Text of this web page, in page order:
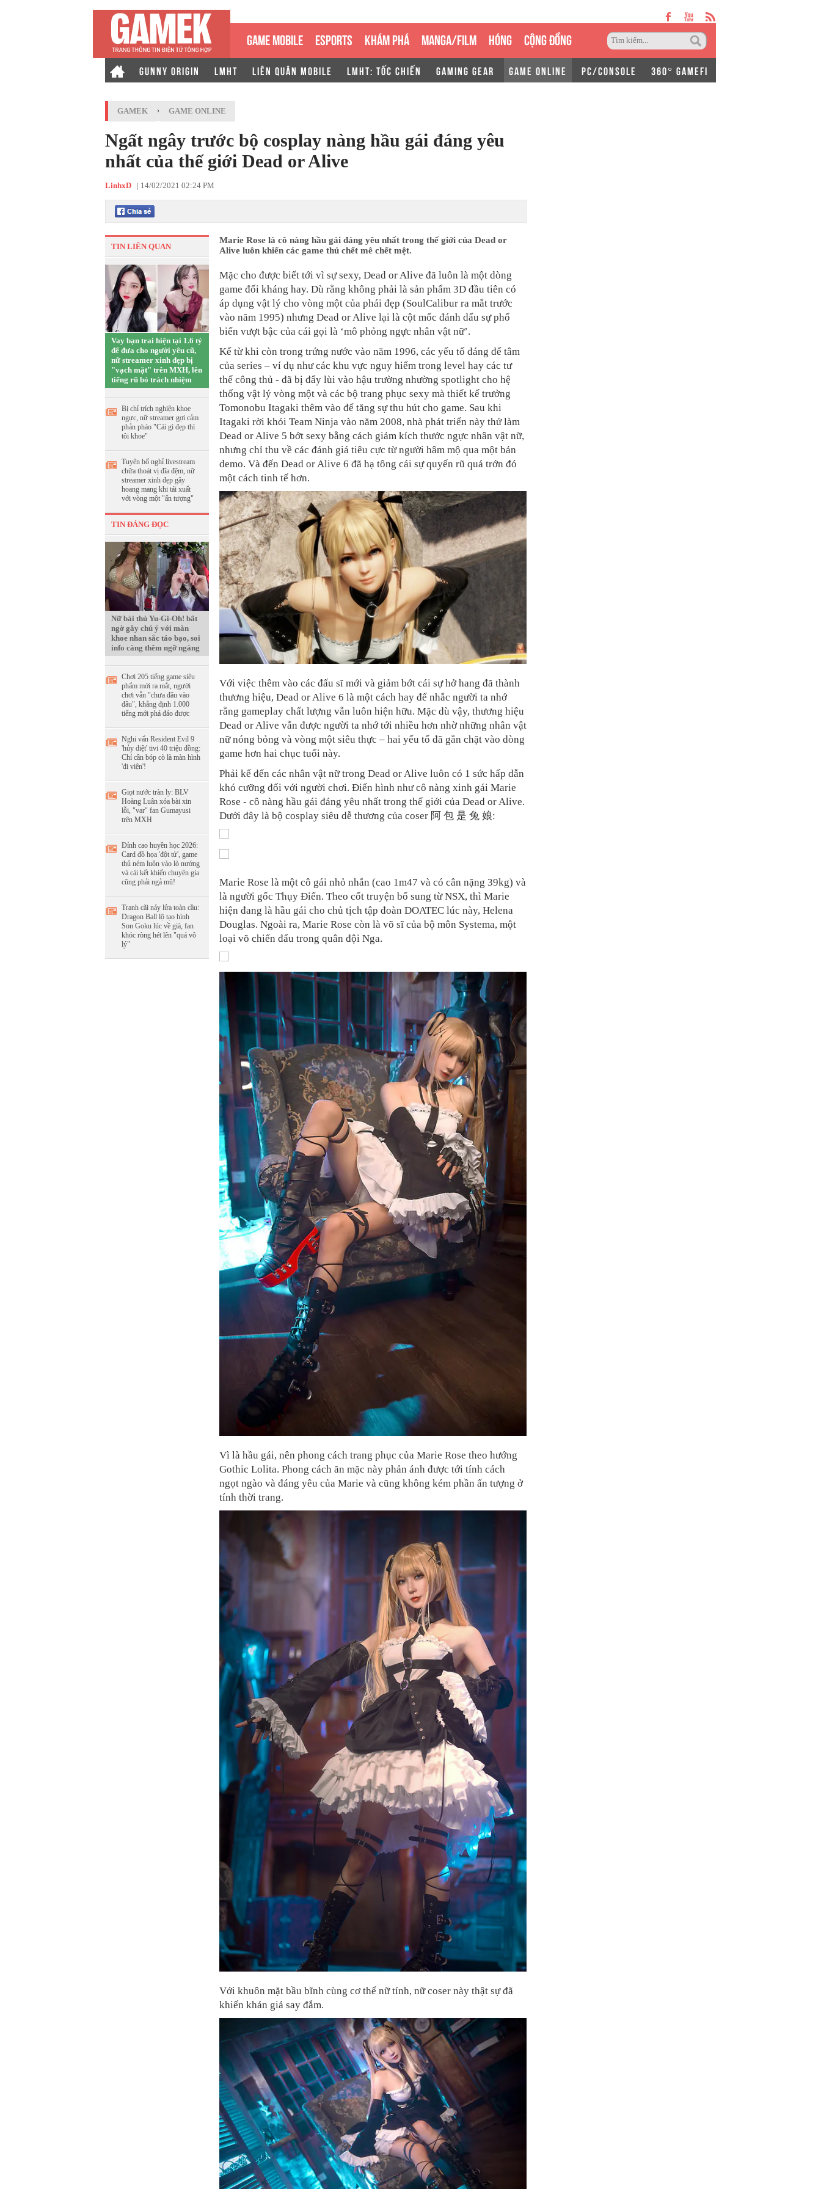
GAME MOBILE ESPORTS KHÁM PHÁ MANGA/FILM HÓNG CỘNG ĐỒNG
GUNNY ORIGIN LMHT LIÊN QUÂN MOBILE LMHT: TỐC CHIẾN GAMING GEAR GAME ONLINE PC/CONSOLE 360° GAMEFI
GAMEK › GAME ONLINE
Ngất ngây trước bộ cosplay nàng hầu gái đáng yêu
nhất của thế giới Dead or Alive
LinhxD | 14/02/2021 02:24 PM
TIN LIÊN QUAN
Vay bạn trai hiện tại 1.6 tỷ
để đưa cho người yêu cũ,
nữ streamer xinh đẹp bị
"vạch mặt" trên MXH, lên
tiếng rũ bỏ trách nhiệm
Bị chỉ trích nghiện khoe
ngực, nữ streamer gợi cảm
phản pháo "Cái gì đẹp thì
tôi khoe"
Tuyên bố nghỉ livestream
chữa thoát vị đĩa đệm, nữ
streamer xinh đẹp gây
hoang mang khi tái xuất
với vòng một "ấn tượng"
TIN ĐÁNG ĐỌC
Nữ bài thủ Yu-Gi-Oh! bất
ngờ gây chú ý với màn
khoe nhan sắc táo bạo, soi
info càng thêm ngỡ ngàng
Chơi 205 tiếng game siêu
phẩm mới ra mắt, người
chơi vẫn "chưa đâu vào
đâu", khẳng định 1.000
tiếng mới phá đảo được
Nghi vấn Resident Evil 9
'hủy diệt' tivi 40 triệu đồng:
Chỉ cần bóp cò là màn hình
'đi viện'!
Giọt nước tràn ly: BLV
Hoàng Luân xóa bài xin
lỗi, "var" fan Gumayusi
trên MXH
Đỉnh cao huyền học 2026:
Card đồ họa 'đột tử', game
thủ ném luôn vào lò nướng
và cái kết khiến chuyên gia
cũng phải ngả mũ!
Tranh cãi nảy lửa toàn cầu:
Dragon Ball lộ tạo hình
Son Goku lúc về già, fan
khóc ròng hét lên "quá vô
lý"
Marie Rose là cô nàng hầu gái đáng yêu nhất trong thế giới của Dead or
Alive luôn khiến các game thủ chết mê chết mệt.
Mặc cho được biết tới vì sự sexy, Dead or Alive đã luôn là một dòng
game đối kháng hay. Dù rằng không phải là sản phẩm 3D đầu tiên có
áp dụng vật lý cho vòng một của phái đẹp (SoulCalibur ra mắt trước
vào năm 1995) nhưng Dead or Alive lại là cột mốc đánh dấu sự phổ
biến vượt bậc của cái gọi là ‘mô phỏng ngực nhân vật nữ’.
Kể từ khi còn trong trứng nước vào năm 1996, các yếu tố đáng để tâm
của series – ví dụ như các khu vực nguy hiểm trong level hay các tư
thế công thủ - đã bị đẩy lùi vào hậu trường nhường spotlight cho hệ
thống vật lý vòng một và các bộ trang phục sexy mà thiết kế trưởng
Tomonobu Itagaki thêm vào để tăng sự thu hút cho game. Sau khi
Itagaki rời khỏi Team Ninja vào năm 2008, nhà phát triển này thử làm
Dead or Alive 5 bớt sexy bằng cách giảm kích thước ngực nhân vật nữ,
nhưng chỉ thu về các đánh giá tiêu cực từ người hâm mộ qua một bản
demo. Và đến Dead or Alive 6 đã hạ tông cái sự quyến rũ quá trớn đó
một cách tinh tế hơn.
Với việc thêm vào các đấu sĩ mới và giảm bớt cái sự hở hang đã thành
thương hiệu, Dead or Alive 6 là một cách hay để nhắc người ta nhớ
rằng gameplay chất lượng vẫn luôn hiện hữu. Mặc dù vậy, thương hiệu
Dead or Alive vẫn được người ta nhớ tới nhiều hơn nhờ những nhân vật
nữ nóng bỏng và vòng một siêu thực – hai yếu tố đã gắn chặt vào dòng
game hơn hai chục tuổi này.
Phải kể đến các nhân vật nữ trong Dead or Alive luôn có 1 sức hấp dẫn
khó cưỡng đối với người chơi. Điển hình như cô nàng xinh gái Marie
Rose - cô nàng hầu gái đáng yêu nhất trong thế giới của Dead or Alive.
Dưới đây là bộ cosplay siêu dễ thương của coser 阿 包 是 兔 娘:
Marie Rose là một cô gái nhỏ nhắn (cao 1m47 và có cân nặng 39kg) và
là người gốc Thụy Điển. Theo cốt truyện bổ sung từ NSX, thì Marie
hiện đang là hầu gái cho chủ tịch tập đoàn DOATEC lúc này, Helena
Douglas. Ngoài ra, Marie Rose còn là võ sĩ của bộ môn Systema, một
loại võ chiến đấu trong quân đội Nga.
Vì là hầu gái, nên phong cách trang phục của Marie Rose theo hướng
Gothic Lolita. Phong cách ăn mặc này phản ánh được tới tính cách
ngọt ngào và đáng yêu của Marie và cũng không kém phần ấn tượng ở
tính thời trang.
Với khuôn mặt bầu bĩnh cùng cơ thể nữ tính, nữ coser này thật sự đã
khiến khán giả say đắm.